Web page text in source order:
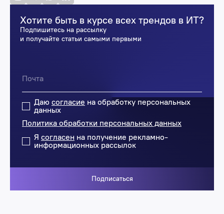
Хотите быть в курсе всех трендов в ИТ?
Подпишитесь на рассылку
и получайте статьи самыми первыми
Даю согласие на обработку персональных
данных
Политика обработки персональных данных
Я согласен на получение рекламно-
информационных рассылок
Подписаться